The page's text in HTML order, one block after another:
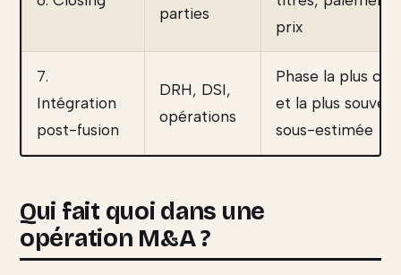
parties
prix
7.
Intégration
post-fusion
DRH, DSI,
opérations
Phase la plus
et la plus souvent
sous-estimée
Qui fait quoi dans une
opération M&A ?